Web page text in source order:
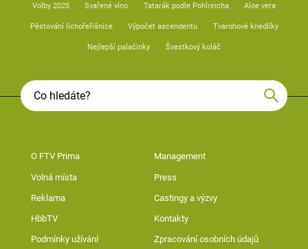
Volby 2025 Svařené víno Tatarák podle Pohlreicha Aloe vera
Pěstování lichořeřišnice Výpočet ascendentu Tvarohové knedlíky
Nejlepší palačinky Švestkový koláč
O FTV Prima Management
Volná místa Press
Reklama Castingy a výzvy
HbbTV Kontakty
Podmínky užívání Zpracování osobních údajů